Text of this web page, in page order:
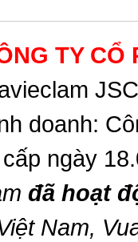
TY CỔ
doanh:
ngày
đã hoạt
Nam,